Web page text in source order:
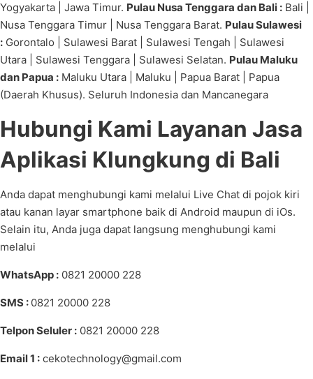
Yogyakarta | Jawa Timur. Pulau Nusa Tenggara dan Bali : Bali |
Nusa Tenggara Timur | Nusa Tenggara Barat. Pulau Sulawesi
: Gorontalo | Sulawesi Barat | Sulawesi Tengah | Sulawesi
Utara | Sulawesi Tenggara | Sulawesi Selatan. Pulau Maluku
dan Papua : Maluku Utara | Maluku | Papua Barat | Papua
(Daerah Khusus). Seluruh Indonesia dan Mancanegara
Hubungi Kami Layanan Jasa
Aplikasi Klungkung di Bali
Anda dapat menghubungi kami melalui Live Chat di pojok kiri
atau kanan layar smartphone baik di Android maupun di iOs.
Selain itu, Anda juga dapat langsung menghubungi kami
melalui
WhatsApp : 0821 20000 228
SMS : 0821 20000 228
Telpon Seluler : 0821 20000 228
Email 1 : cekotechnology@gmail.com